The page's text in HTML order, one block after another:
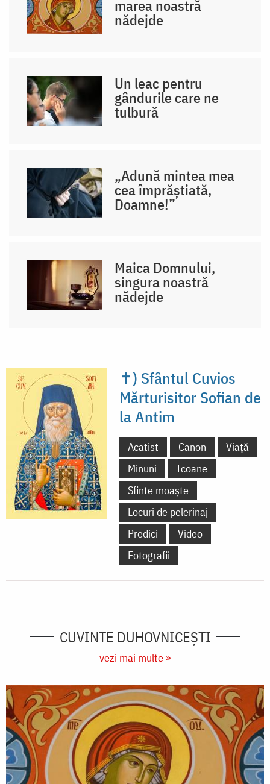
marea noastră
nădejde
Un leac pentru
gândurile care ne
tulbură
„Adună mintea mea
cea împrăștiată,
Doamne!”
Maica Domnului,
singura noastră
nădejde
✝) Sfântul Cuvios
Mărturisitor Sofian de
la Antim
Acatist Canon
Viață
Minuni
Icoane
Sfinte moaște
Locuri de pelerinaj
Predici
Video
Fotografii
CUVINTE DUHOVNICEȘTI
vezi mai multe »